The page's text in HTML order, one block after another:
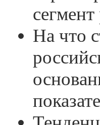
На что